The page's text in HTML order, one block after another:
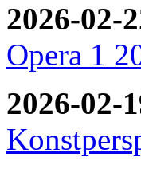
2026-02-
Opera 1
2026-02-